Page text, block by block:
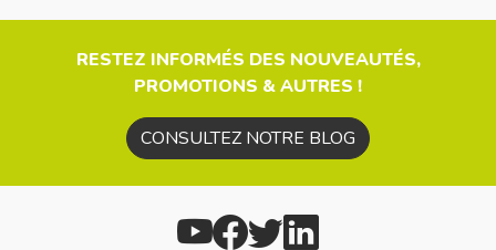
RESTEZ INFORMÉS DES NOUVEAUTÉS,
PROMOTIONS & AUTRES !
CONSULTEZ NOTRE BLOG